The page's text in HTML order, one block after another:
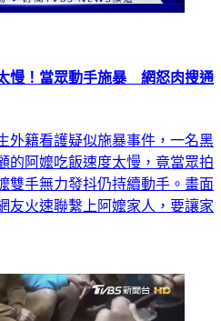
慢！當眾動手施暴 網怒肉搜通
外籍看護疑似施暴事件，一名黑
的阿嬤吃飯速度太慢，竟當眾拍
雙手無力發抖仍持續動手。畫面
友火速聯繫上阿嬤家人，要讓家